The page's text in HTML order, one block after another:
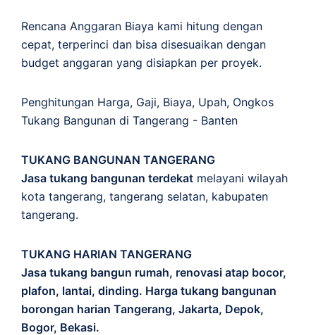
Rencana Anggaran Biaya kami hitung dengan
cepat, terperinci dan bisa disesuaikan dengan
budget anggaran yang disiapkan per proyek.
Penghitungan Harga, Gaji, Biaya, Upah, Ongkos
Tukang Bangunan di Tangerang - Banten
TUKANG BANGUNAN TANGERANG
Jasa tukang bangunan terdekat melayani wilayah
kota tangerang, tangerang selatan, kabupaten
tangerang.
TUKANG HARIAN TANGERANG
Jasa tukang bangun rumah, renovasi atap bocor,
plafon, lantai, dinding. Harga tukang bangunan
borongan harian Tangerang, Jakarta, Depok,
Bogor, Bekasi.